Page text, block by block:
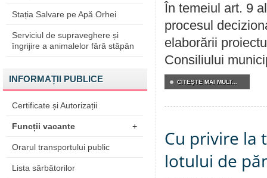
Stația Salvare pe Apă Orhei
Serviciul de supraveghere și
îngrijire a animalelor fără stăpân
INFORMAȚII PUBLICE
Certificate și Autorizații
Funcții vacante +
Orarul transportului public
Lista sărbătorilor
În temeiul art. 9
procesul
elaborării
Consiliului
CITEŞTE MAI MULT...
Cu privire la
lotului de